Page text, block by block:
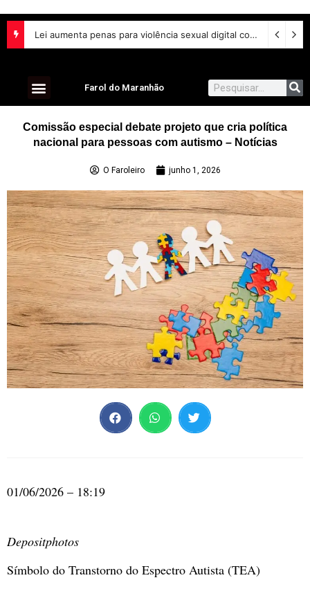
Lei aumenta penas para violência sexual digital contra crianças e adolescentes e endurece punições
Farol do Maranhão
Comissão especial debate projeto que cria política
nacional para pessoas com autismo – Notícias
O Faroleiro junho 1, 2026
01/06/2026 – 18:19
Depositphotos
Símbolo do Transtorno do Espectro Autista (TEA)